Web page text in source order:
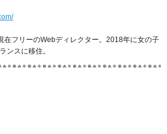
在フリーのWebディレクター。2018年に女の子
ンスに移住。